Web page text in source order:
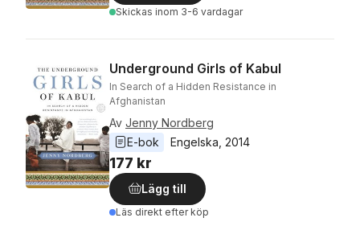
Skickas inom 3-6 vardagar
Underground Girls of Kabul
In Search of a Hidden Resistance in
Afghanistan
Av Jenny Nordberg
E-bok
Engelska 2014
177 kr
Lägg till
Läs direkt efter köp